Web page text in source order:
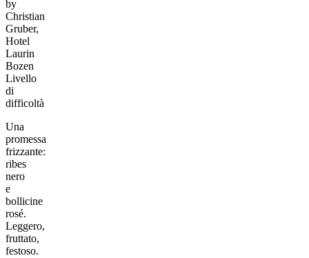
by
Christian
Gruber,
Hotel
Laurin
Bozen
Livello
di
difficoltà
Una
promessa
frizzante:
ribes
nero
e
bollicine
rosé.
Leggero,
fruttato,
festoso.